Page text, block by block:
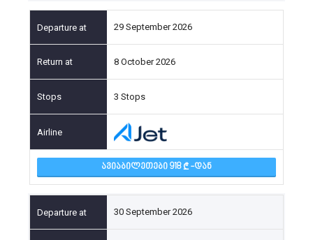
29 September 2026
8 October 2026
3 Stops
ᲐᲕᲘᲐᲑᲘᲚᲔᲗᲔᲑᲘ 918 -ᲓᲐᲜ
30 September 2026